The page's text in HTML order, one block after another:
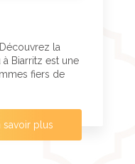
la
Biarritz est une
fiers de
savoir plus